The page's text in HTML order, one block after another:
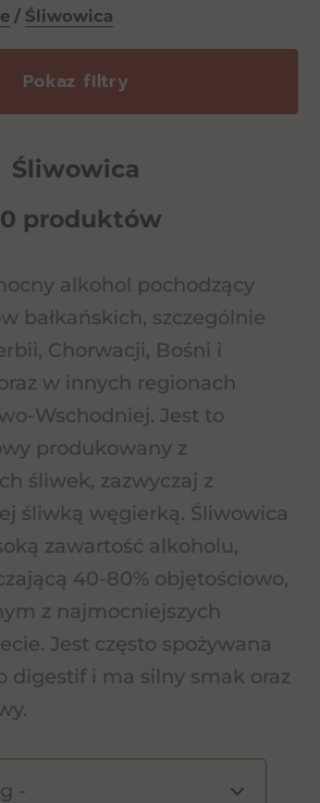
/ Śliwowica
Pokaz filtry
Śliwowica
produktów
alkohol pochodzący
bałkańskich, szczególnie
Chorwacji, Bośni i
w innych regionach
Wschodniej. Jest to
produkowany z
śliwek, zazwyczaj z
śliwką węgierką. Śliwowica
zawartość alkoholu,
40-80% objętościowo,
z najmocniejszych
Jest często spożywana
digestif i ma silny smak oraz